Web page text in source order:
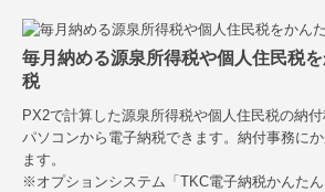
毎月納める源泉所得税や個人住民税
税
PX2で計算した源泉所得税や個人住民税の納
パソコンから電子納税できます。納付事務に
ます。
※オプションシステム「TKC電子納税かんた